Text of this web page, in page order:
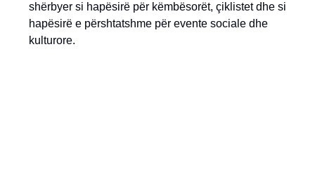
shërbyer si hapësirë për këmbësorët, çiklistet dhe si
hapësirë e përshtatshme për evente sociale dhe
kulturore.